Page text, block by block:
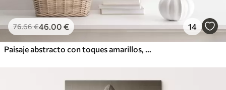
76.66€46.00 € 14
Paisaje abstracto con toques amarillos, una composición minimalista de tierra, agua y cielo, con colores apagados